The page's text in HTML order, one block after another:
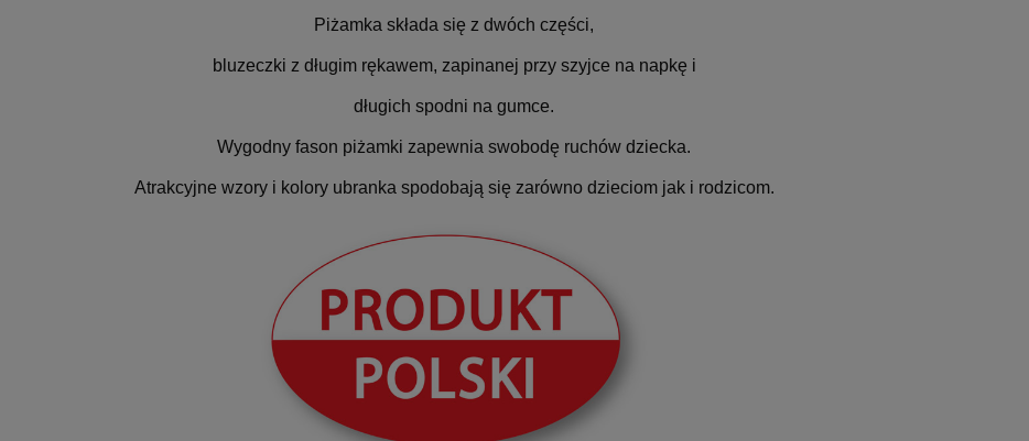
Piżamka składa się z dwóch części,
bluzeczki z długim rękawem, zapinanej przy szyjce na napkę i
długich spodni na gumce.
Wygodny fason piżamki zapewnia swobodę ruchów dziecka.
Atrakcyjne wzory i kolory ubranka spodobają się zarówno dzieciom jak i rodzicom.